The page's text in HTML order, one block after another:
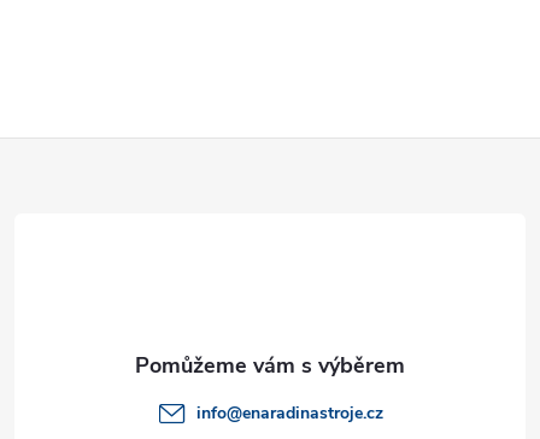
r
info@enaradinastroje.cz